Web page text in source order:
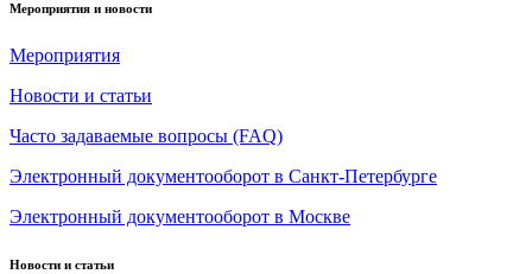
Мероприятия и новости
Мероприятия
Новости и статьи
Часто задаваемые вопросы (FAQ)
Электронный документооборот в Санкт-Петербурге
Электронный документооборот в Москве
Новости и статьи